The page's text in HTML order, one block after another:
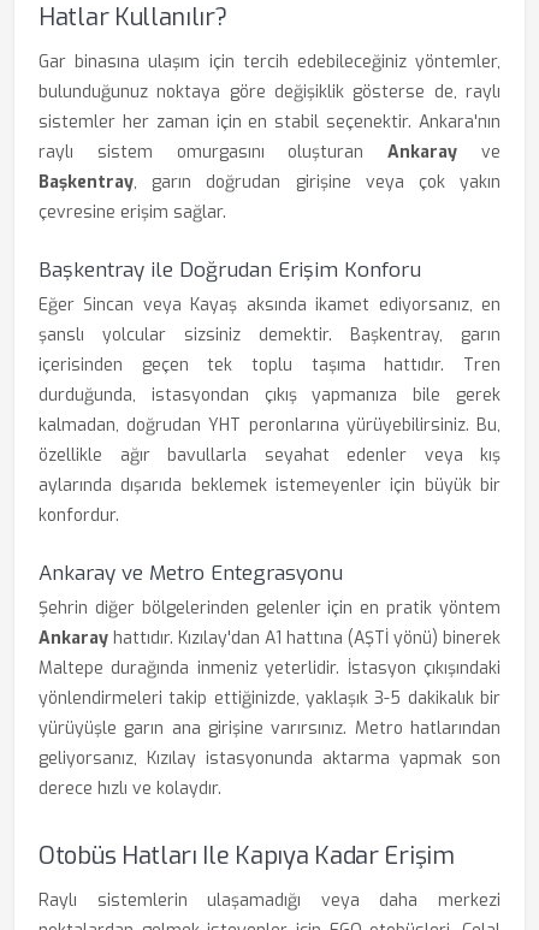
Hatlar Kullanılır?
Gar binasına ulaşım için tercih edebileceğiniz yöntemler,
bulunduğunuz noktaya göre değişiklik gösterse de, raylı
sistemler her zaman için en stabil seçenektir. Ankara'nın
raylı sistem omurgasını oluşturanAnkaray ve
Başkentray, garın doğrudan girişine veya çok yakın
çevresine erişim sağlar.
Başkentray ile Doğrudan Erişim Konforu
Eğer Sincan veya Kayaş aksında ikamet ediyorsanız, en
şanslı yolcular sizsiniz demektir. Başkentray, garın
içerisinden geçen tek toplu taşıma hattıdır. Tren
durduğunda, istasyondan çıkış yapmanıza bile gerek
kalmadan, doğrudan YHT peronlarına yürüyebilirsiniz. Bu,
özellikle ağır bavullarla seyahat edenler veya kış
aylarında dışarıda beklemek istemeyenler için büyük bir
konfordur.
Ankaray ve Metro Entegrasyonu
Şehrin diğer bölgelerinden gelenler için en pratik yöntem
Ankaray hattıdır. Kızılay'dan A1 hattına (AŞTİ yönü) binerek
Maltepe durağında inmeniz yeterlidir. İstasyon çıkışındaki
yönlendirmeleri takip ettiğinizde, yaklaşık 3-5 dakikalık bir
yürüyüşle garın ana girişine varırsınız. Metro hatlarından
geliyorsanız, Kızılay istasyonunda aktarma yapmak son
derece hızlı ve kolaydır.
Otobüs Hatları Ile Kapıya Kadar Erişim
Raylı sistemlerin ulaşamadığı veya daha merkezi